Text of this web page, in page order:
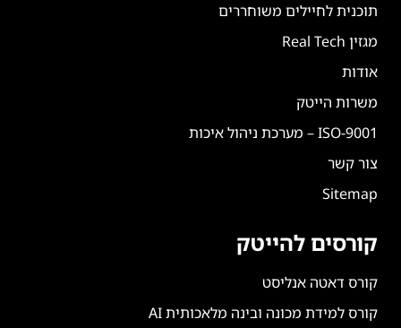
תוכנית לחיילים משוחררים
מגזין Real Tech
אודות
משרות הייטק
ISO-9001 – מערכת ניהול איכות
צור קשר
Sitemap
קורסים להייטק
קורס דאטה אנליסט
קורס למידת מכונה ובינה מלאכותית AI